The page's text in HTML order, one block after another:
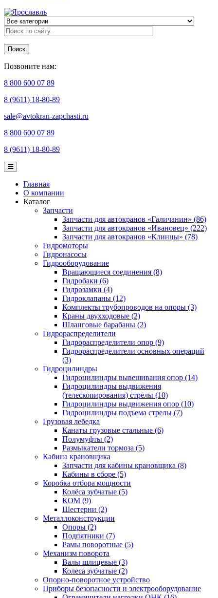
Поиск
Позвоните нам:
8 800 600 07 89
8 (9611) 18-80-89
sale@avtokran-zapchasti.ru
8 800 600 07 89
8 (9611) 18-80-89
Главная
О компании
Каталог
Запчасти
Запчасти для автокранов «Галичанин» (86)
Запчасти для автокранов «Ивановец» (222)
Запчасти для автокранов «Клинцы» (78)
Гидромоторы
Гидронасосы
Гидрооборудование
Вращающиеся соединения (8)
Гидробаки (6)
Гидрозамки (4)
Гидроклапаны (12)
Комплекты трубопроводов на опоры (3)
Краны двухходовые (2)
Шланговые барабаны (2)
Гидрораспределители
Гидрораспределители опор (9)
Гидрораспределители основных операций
(3)
Гидроцилиндры
Гидроцилиндры вывешивания опор (14)
Гидроцилиндры выдвижения
(телескопирования) стрелы (10)
Гидроцилиндры выдвижения опор (10)
Гидроцилиндры подъема стрелы (7)
Грузовая лебедка
Канаты грузовые стальные (6)
Полумуфты (2)
Размыкатели тормоза (5)
Кабина крановщика
Запчасти для кабины крановщика (8)
Кабины в сборе (5)
Коробка отбора мощности
Колёса зубчатые (5)
КОМ (9)
Шестерни (2)
Металлоконструкции
Опоры (2)
Подпятники (7)
Рамы поворотные (5)
Механизм поворота
Валы шлицевые (3)
Колеса зубчатые (2)
Опорно-поворотное устройство
Приборы безопасности и электрооборудование